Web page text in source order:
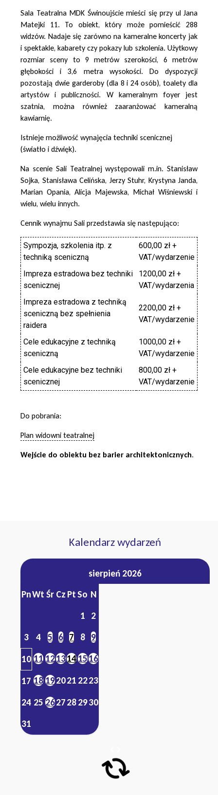
Sala Teatralna MDK Świnoujście mieści się przy ul Jana
Matejki 11. To obiekt, który może pomieścić 288
widzów. Nadaje się zarówno na kameralne koncerty jak
i spektakle, kabarety czy pokazy lub szkolenia. Użytkowy
rozmiar sceny to 9 metrów szerokości, 6 metrów
głębokości i 3,6 metra wysokości. Do dyspozycji
pozostają dwie garderoby (dla 8 i 24 osób), toalety dla
artystów i publiczności. W kameralnym foyer jest
szatnia, można również zaaranżować kameralną
kawiarnię.
Istnieje możliwość wynajęcia techniki scenicznej
(światło i dźwięk).
Na scenie Sali Teatralnej występowali m.in. Stanisław
Sojka, Stanisława Celińska, Jerzy Stuhr, Krystyna Janda,
Marian Opania, Alicja Majewska, Michał Wiśniewski i
wielu, wielu innych.
Cennik wynajmu Sali przedstawia się następująco:
Sympozja, szkolenia itp. z
techniką sceniczną
600,00 zł +
VAT/wydarzenie
Impreza estradowa bez techniki
scenicznej
1200,00 zł +
VAT/wydarzenia
Impreza estradowa z techniką
sceniczną bez spełnienia
raidera
2200,00 zł +
VAT/wydarzenie
Cele edukacyjne z techniką
sceniczną
1000,00 zł +
VAT/wydarzenie
Cele edukacyjne bez techniki
scenicznej
800,00 zł +
VAT/wydarzenie
Do pobrania:
Plan widowni teatralnej
Wejście do obiektu bez barier architektonicznych.
Kalendarz wydarzeń
sierpień 2026
PnWt Śr Cz PtSo N
1
2
3
4 5 6 7 8 9
10 111213141516
17 18192021 2223
24 25 2627282930
31